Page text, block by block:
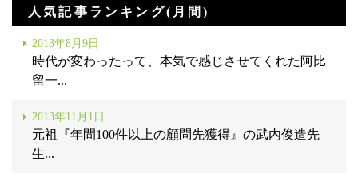
人気記事ランキング(月間)
2013年8月9日
時代が変わったって、本気で感じさせてくれた阿比
留一...
2013年11月1日
元祖『年間100件以上の顧問先獲得』の武内俊造先
生...